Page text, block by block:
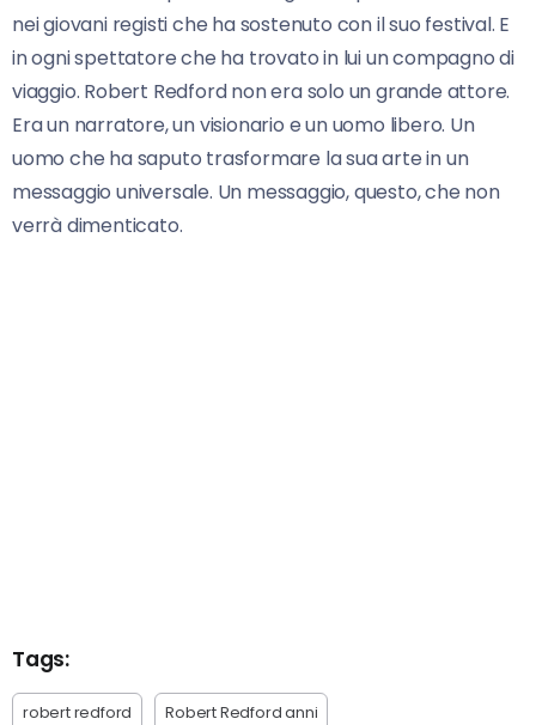
nei giovani registi che ha sostenuto con il suo festival. E
in ogni spettatore che ha trovato in lui un compagno di
viaggio. Robert Redford non era solo un grande attore.
Era un narratore, un visionario e un uomo libero. Un
uomo che ha saputo trasformare la sua arte in un
messaggio universale. Un messaggio, questo, che non
verrà dimenticato.
Tags:
robert redford Robert Redford anni